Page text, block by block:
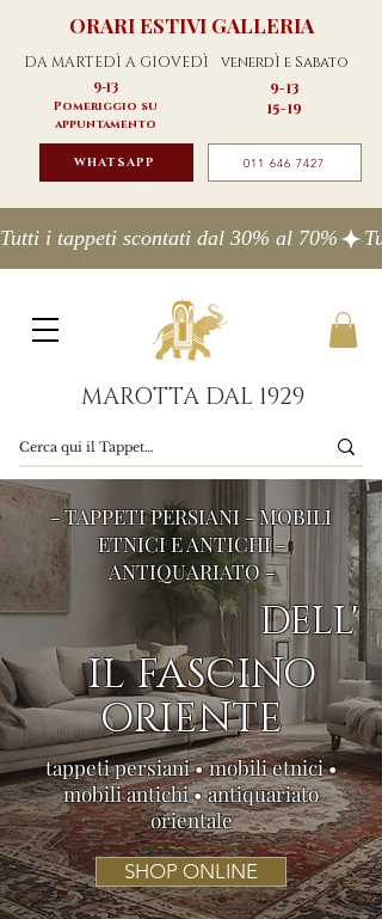
ORARI ESTIVI GALLERIA
DA MARTEDÌ A GIOVEDÌ venerdÌ e Sabato
9-13
Pomeriggio su
appuntamento
9-13
15-19
WHATSAPP 011 646 7427
Tutti i tappeti scontati dal 30% al 70%
MAROTTA DAL 1929
- TAPPETI PERSIANI - MOBILI
ETNICI E ANTICHI -
ANTIQUARIATO -
DELL'
IL FASCINO
ORIENTE
tappeti persiani • mobili etnici •
mobili antichi • antiquariato
orientale
SHOP ONLINE